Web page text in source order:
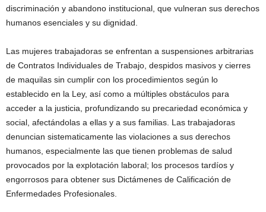
discriminación y abandono institucional, que vulneran sus derechos
humanos esenciales y su dignidad.
Las mujeres trabajadoras se enfrentan a suspensiones arbitrarias
de Contratos Individuales de Trabajo, despidos masivos y cierres
de maquilas sin cumplir con los procedimientos según lo
establecido en la Ley, así como a múltiples obstáculos para
acceder a la justicia, profundizando su precariedad económica y
social, afectándolas a ellas y a sus familias. Las trabajadoras
denuncian sistematicamente las violaciones a sus derechos
humanos, especialmente las que tienen problemas de salud
provocados por la explotación laboral; los procesos tardíos y
engorrosos para obtener sus Dictámenes de Calificación de
Enfermedades Profesionales.